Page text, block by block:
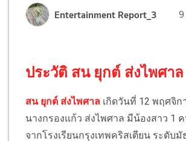
Entertainment Report_3
ประวัติ สน ยุกต์ ส่งไพศาล
สน ยุกต์ ส่งไพศาล เกิดวันที่ 12 พฤศจิ
นางกรองแก้ว ส่งไพศาล มีน้องสาว
จากโรงเรียนกรุงเทพคริสเตียน ระดั